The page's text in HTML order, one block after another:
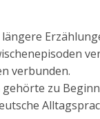
verbunden.
zu